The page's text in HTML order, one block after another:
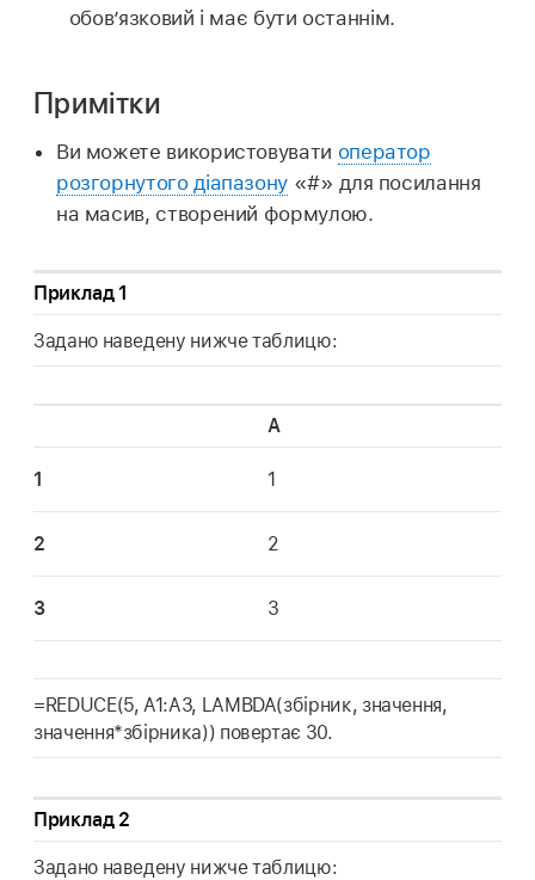
обов’язковий і має бути останнім.
Примітки
Ви можете використовувати оператор
розгорнутого діапазону «#» для посилання
на масив, створений формулою.
Приклад 1
Задано наведену нижче таблицю:
A
1 1
2 2
3 3
=REDUCE(5, A1:A3, LAMBDA(збірник, значення,
значення*збірника)) повертає 30.
Приклад 2
Задано наведену нижче таблицю: